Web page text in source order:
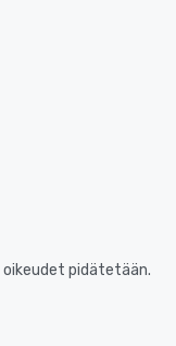
pidätetään.